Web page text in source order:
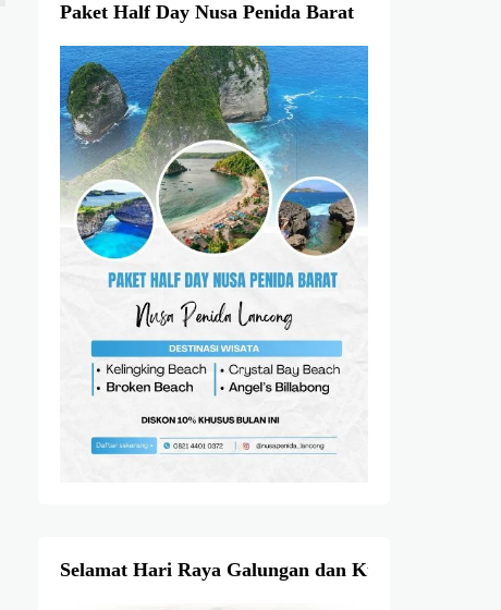
Paket Half Day Nusa Penida Barat
Selamat Hari Raya Galungan dan Kuningan